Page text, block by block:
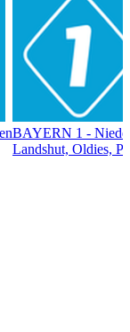
BAYERN 1 -
Landshut, Oldies,